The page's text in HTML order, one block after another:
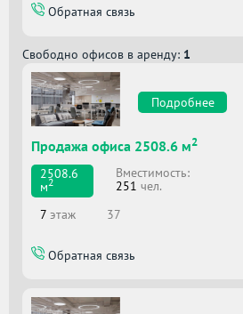
Обратная связь
Свободно офисов в аренду: 1
Подробнее
Продажа офиса 2508.6 м2
2508.6
м2
Вместимоcть:
251 чел.
7 этаж 37
Обратная связь